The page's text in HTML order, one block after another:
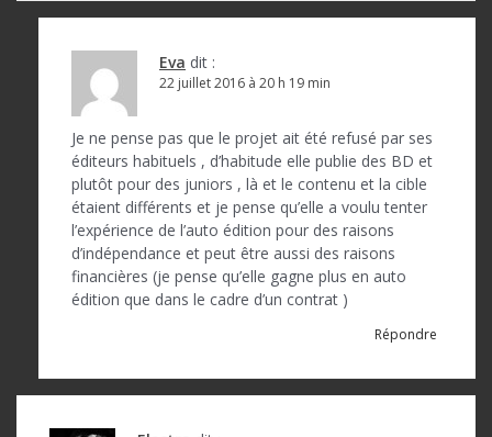
Eva dit :
22 juillet 2016 à 20 h 19 min
Je ne pense pas que le projet ait été refusé par ses
éditeurs habituels , d’habitude elle publie des BD et
plutôt pour des juniors , là et le contenu et la cible
étaient différents et je pense qu’elle a voulu tenter
l’expérience de l’auto édition pour des raisons
d’indépendance et peut être aussi des raisons
financières (je pense qu’elle gagne plus en auto
édition que dans le cadre d’un contrat )
Répondre